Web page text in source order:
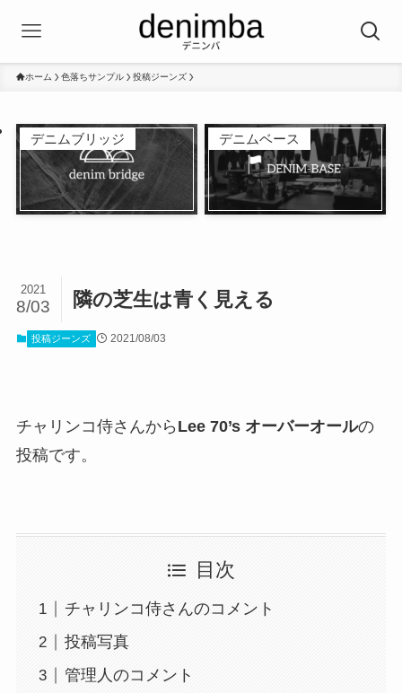
ホーム 色落ちサンプル 投稿ジーンズ
デニムブリッジ デニムベース
隣の芝生は青く見える
2021
8/03
投稿ジーンズ 2021/08/03
チャリンコ侍さんから Lee 70’s オーバーオールの
投稿です。
目次
チャリンコ侍さんのコメント
投稿写真
管理人のコメント